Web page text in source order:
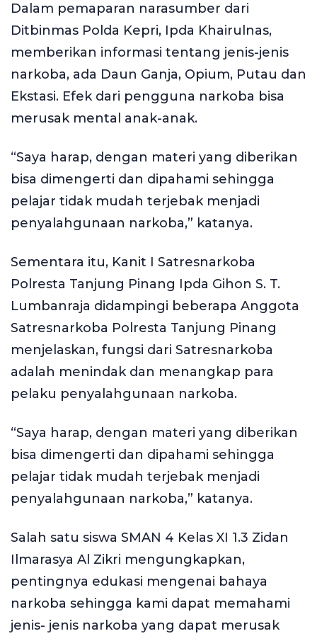
Dalam pemaparan narasumber dari
Ditbinmas Polda Kepri, Ipda Khairulnas,
memberikan informasi tentang jenis-jenis
narkoba, ada Daun Ganja, Opium, Putau dan
Ekstasi. Efek dari pengguna narkoba bisa
merusak mental anak-anak.
“Saya harap, dengan materi yang diberikan
bisa dimengerti dan dipahami sehingga
pelajar tidak mudah terjebak menjadi
penyalahgunaan narkoba,” katanya.
Sementara itu, Kanit I Satresnarkoba
Polresta Tanjung Pinang Ipda Gihon S. T.
Lumbanraja didampingi beberapa Anggota
Satresnarkoba Polresta Tanjung Pinang
menjelaskan, fungsi dari Satresnarkoba
adalah menindak dan menangkap para
pelaku penyalahgunaan narkoba.
“Saya harap, dengan materi yang diberikan
bisa dimengerti dan dipahami sehingga
pelajar tidak mudah terjebak menjadi
penyalahgunaan narkoba,” katanya.
Salah satu siswa SMAN 4 Kelas XI 1.3 Zidan
Ilmarasya Al Zikri mengungkapkan,
pentingnya edukasi mengenai bahaya
narkoba sehingga kami dapat memahami
jenis- jenis narkoba yang dapat merusak